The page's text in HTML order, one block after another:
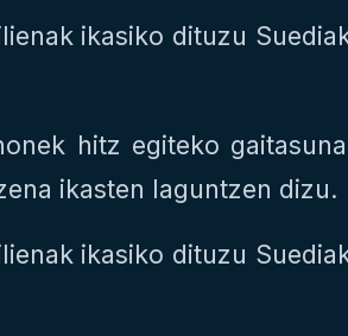
ikasiko dituzu
hitz egiteko
ikasten laguntzen dizu.
ikasiko dituzu